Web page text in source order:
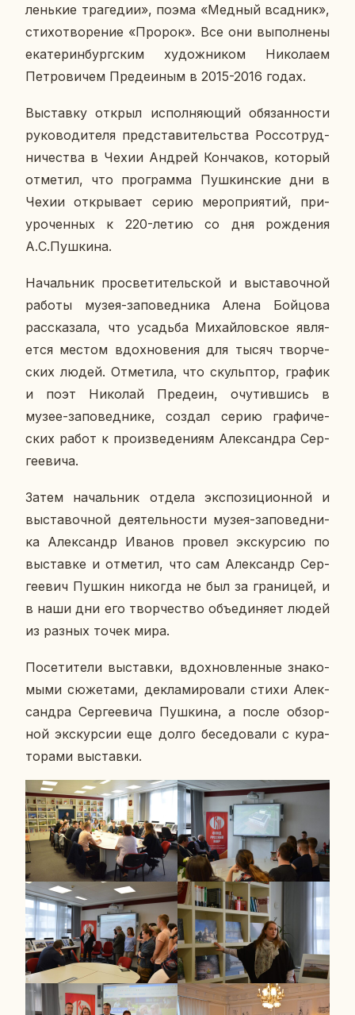
лень­кие тра­ге­дии», поэма «Медный всад­ник»,
сти­хо­тво­ре­ние «Пророк». Все они вы­пол­не­ны
ека­те­рин­бург­ским ху­дож­ни­ком Ни­ко­ла­ем
Пет­ро­ви­чем Пре­де­и­ным в 2015-2016 годах.
Вы­став­ку открыл ис­пол­ня­ю­щий обя­зан­но­сти
ру­ко­во­ди­те­ля пред­ста­ви­тель­ства Рос­со­труд­
ни­че­ства в Чехии Андрей Кон­ча­ков, ко­то­рый
от­ме­тил, что про­грам­ма Пуш­кин­ские дни в
Чехии от­кры­ва­ет серию ме­ро­при­я­тий, при­
уро­чен­ных к 220-летию со дня рож­де­ния
А.С.Пуш­ки­на.
На­чаль­ник про­све­ти­тель­ской и вы­ста­воч­ной
работы музея-за­по­вед­ни­ка Алена Бой­цо­ва
рас­ска­за­ла, что усадь­ба Ми­хай­лов­ское яв­ля­
ет­ся местом вдох­но­ве­ния для тысяч твор­че­
ских людей. От­ме­ти­ла, что скуль­птор, график
и поэт Ни­ко­лай Пре­де­ин, очу­тив­шись в
музее-за­по­вед­ни­ке, создал серию гра­фи­че­
ских работ к про­из­ве­де­ни­ям Алек­сандра Сер­
ге­е­ви­ча.
Затем на­чаль­ник отдела экс­по­зи­ци­он­ной и
вы­ста­воч­ной де­я­тель­но­сти музея-за­по­вед­ни­
ка Алек­сандр Иванов провел экс­кур­сию по
вы­став­ке и от­ме­тил, что сам Алек­сандр Сер­
ге­е­вич Пушкин ни­ко­гда не был за гра­ни­цей, и
в наши дни его твор­че­ство объ­еди­ня­ет людей
из разных точек мира.
По­се­ти­те­ли вы­став­ки, вдох­нов­лен­ные зна­ко­
мы­ми сю­же­та­ми, де­кла­ми­ро­ва­ли стихи Алек­
сандра Сер­ге­е­ви­ча Пуш­ки­на, а после об­зор­
ной экс­кур­сии еще долго бе­се­до­ва­ли с ку­ра­
то­ра­ми вы­став­ки.